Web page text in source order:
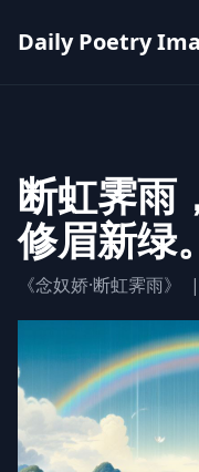
Daily Poetry
断虹霁雨
修眉新绿。
《念奴娇·断虹霁雨》 |